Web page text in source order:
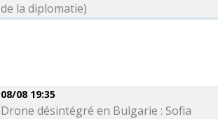
de la diplomatie)
08/08 19:35
Drone désintégré en Bulgarie : Sofia